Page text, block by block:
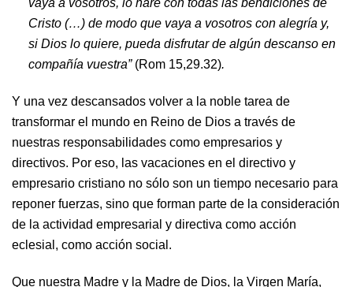
Cristo (…) de modo que vaya a vosotros con alegría y,
si Dios lo quiere, pueda disfrutar de algún descanso en
compañía vuestra” (Rom 15,29.32)
Y una vez descansados volver a la noble tarea de
transformar el mundo en Reino de Dios a través de
nuestras responsabilidades como empresarios y
directivos. Por eso, las vacaciones en el directivo y
empresario cristiano no sólo son un tiempo necesario para
reponer fuerzas, sino que forman parte de la consideración
de la actividad empresarial y directiva como acción
eclesial, como acción social.
Que nuestra Madre y la Madre de Dios, la Virgen María,